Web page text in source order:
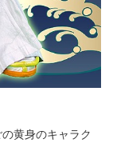
黄身のキャラク